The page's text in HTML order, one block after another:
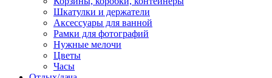
Шкатулки и держатели
Аксессуары для ванной
Рамки для фотографий
Нужные мелочи
Цветы
Часы